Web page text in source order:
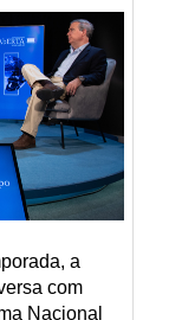
a
com
Nacional